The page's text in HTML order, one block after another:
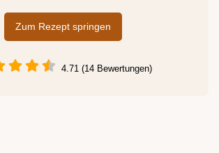
Zum Rezept springen
4.71 (14 Bewertungen)